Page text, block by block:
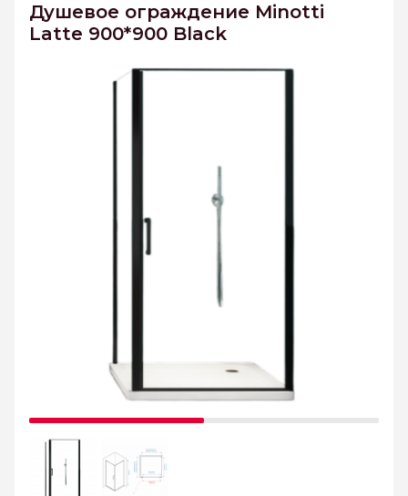
Душевое ограждение Minotti
Latte 900*900 Black